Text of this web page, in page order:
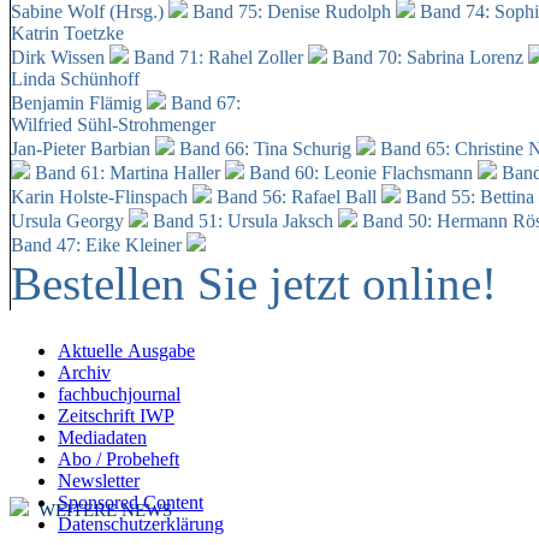
Sabine Wolf (Hrsg.)
Band 75: Denise Rudolph
Band 74:
Katrin Toetzke
Dirk Wissen
Band 71: Rahel Zoller
Band 70: Sabrina Lorenz
Linda Schünhoff
Benjamin Flämig
Band 67:
Wilfried Sühl-Strohmenger
Jan-Pieter Barbian
Band 66: Tina Schurig
Band 65: Christine
Band 61: Martina Haller
Band 60: Leonie Flachsmann
Karin Holste-Flinspach
Band 56: Rafael Ball
Band 55:
Ursula Georgy
Band 51: Ursula Jaksch Band 50: Hermann
Band 47: Eike Kleiner
Bestellen Sie jetzt online!
Aktuelle Ausgabe
Archiv
fachbuchjournal
Zeitschrift IWP
Mediadaten
Abo / Probeheft
Newsletter
Sponsored Content
Datenschutzerklärung
WEITERE NEWS